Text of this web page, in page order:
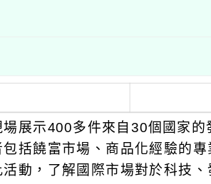
展示400多件來自30個國家的
括饒富市場、商品化經驗的專
動，了解國際市場對於科技、